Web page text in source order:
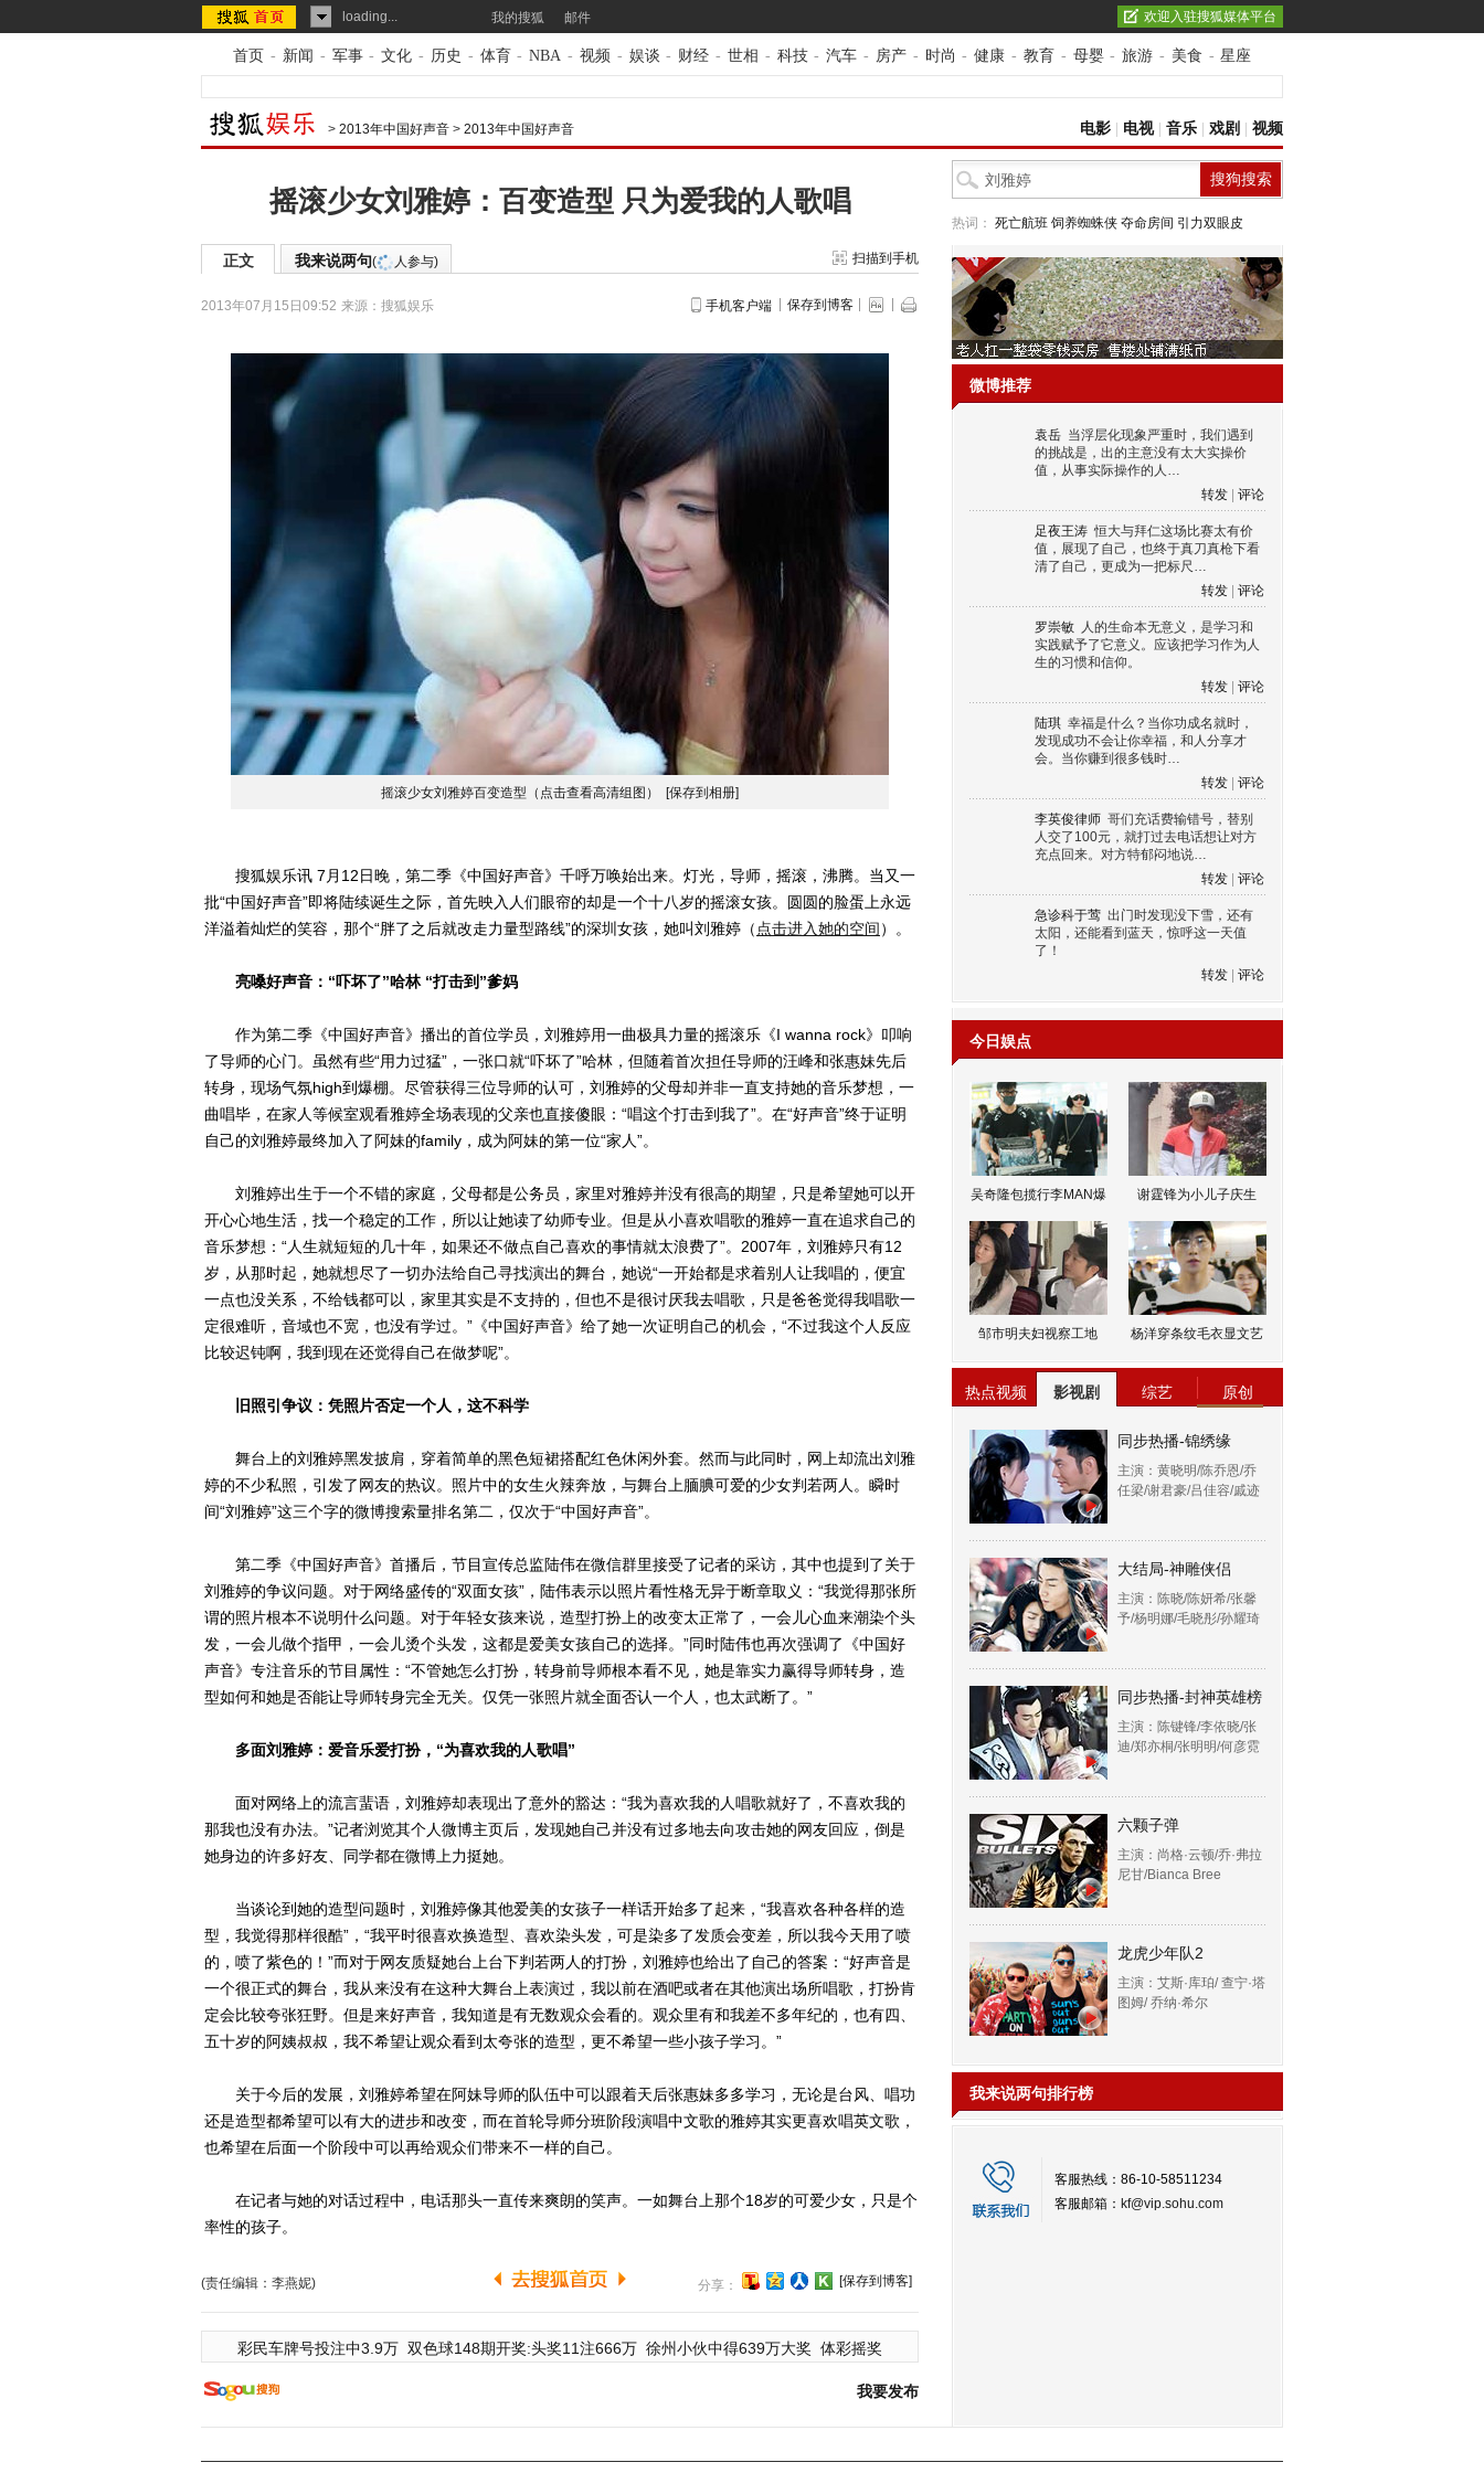
loading... 我的搜狐 邮件 欢迎入驻搜狐媒体平台
首页 - 新闻 - 军事 - 文化 - 历史 - 体育 - NBA - 视频 - 娱谈 - 财经 - 世相 - 科技 - 汽车 - 房产 - 时尚 - 健康 - 教育 - 母婴 - 旅游 - 美食 - 星座
> 2013年中国好声音 > 2013年中国好声音 电影 电视| 音乐 戏剧 视频
摇滚少女刘雅婷：百变造型 只为爱我的人歌唱
正文 我来说两句( 人参与) 扫描到手机
2013年07月15日09:52 来源： 搜狐娱乐 手机客户端 保存到博客
摇滚少女刘雅婷百变造型（点击查看高清组图） [保存到相册]
搜狐娱乐讯 7月12日晚，第二季《中国好声音》千呼万唤始出来。灯光，导师，摇滚，沸腾。当又一
批“中国好声音”即将陆续诞生之际，首先映入人们眼帘的却是一个十八岁的摇滚女孩。圆圆的脸蛋上永远
洋溢着灿烂的笑容，那个“胖了之后就改走力量型路线”的深圳女孩，她叫刘雅婷（ 点击进入她的空间）。
亮嗓好声音：“吓坏了”哈林 “打击到”爹妈
作为第二季《中国好声音》播出的首位学员，刘雅婷用一曲极具力量的摇滚乐《I wanna rock》叩响
了导师的心门。虽然有些“用力过猛”，一张口就“吓坏了”哈林，但随着首次担任导师的汪峰和张惠妹先后
转身，现场气氛high到爆棚。尽管获得三位导师的认可，刘雅婷的父母却并非一直支持她的音乐梦想，一
曲唱毕，在家人等候室观看雅婷全场表现的父亲也直接傻眼：“唱这个打击到我了”。在“好声音”终于证明
自己的刘雅婷最终加入了阿妹的family，成为阿妹的第一位“家人”。
刘雅婷出生于一个不错的家庭，父母都是公务员，家里对雅婷并没有很高的期望，只是希望她可以开
开心心地生活，找一个稳定的工作，所以让她读了幼师专业。但是从小喜欢唱歌的雅婷一直在追求自己的
音乐梦想：“人生就短短的几十年，如果还不做点自己喜欢的事情就太浪费了”。2007年，刘雅婷只有12
岁，从那时起，她就想尽了一切办法给自己寻找演出的舞台，她说“一开始都是求着别人让我唱的，便宜
一点也没关系，不给钱都可以，家里其实是不支持的，但也不是很讨厌我去唱歌，只是爸爸觉得我唱歌一
定很难听，音域也不宽，也没有学过。”《中国好声音》给了她一次证明自己的机会，“不过我这个人反应
比较迟钝啊，我到现在还觉得自己在做梦呢”。
旧照引争议：凭照片否定一个人，这不科学
舞台上的刘雅婷黑发披肩，穿着简单的黑色短裙搭配红色休闲外套。然而与此同时，网上却流出刘雅
婷的不少私照，引发了网友的热议。照片中的女生火辣奔放，与舞台上腼腆可爱的少女判若两人。瞬时
间“刘雅婷”这三个字的微博搜索量排名第二，仅次于“中国好声音”。
第二季《中国好声音》首播后，节目宣传总监陆伟在微信群里接受了记者的采访，其中也提到了关于
刘雅婷的争议问题。对于网络盛传的“双面女孩”，陆伟表示以照片看性格无异于断章取义：“我觉得那张所
谓的照片根本不说明什么问题。对于年轻女孩来说，造型打扮上的改变太正常了，一会儿心血来潮染个头
发，一会儿做个指甲，一会儿烫个头发，这都是爱美女孩自己的选择。”同时陆伟也再次强调了《中国好
声音》专注音乐的节目属性：“不管她怎么打扮，转身前导师根本看不见，她是靠实力赢得导师转身，造
型如何和她是否能让导师转身完全无关。仅凭一张照片就全面否认一个人，也太武断了。”
多面刘雅婷：爱音乐爱打扮，“为喜欢我的人歌唱”
面对网络上的流言蜚语，刘雅婷却表现出了意外的豁达：“我为喜欢我的人唱歌就好了，不喜欢我的
那我也没有办法。”记者浏览其个人微博主页后，发现她自己并没有过多地去向攻击她的网友回应，倒是
她身边的许多好友、同学都在微博上力挺她。
当谈论到她的造型问题时，刘雅婷像其他爱美的女孩子一样话开始多了起来，“我喜欢各种各样的造
型，我觉得那样很酷”，“我平时很喜欢换造型、喜欢染头发，可是染多了发质会变差，所以我今天用了喷
的，喷了紫色的！”而对于网友质疑她台上台下判若两人的打扮，刘雅婷也给出了自己的答案：“好声音是
一个很正式的舞台，我从来没有在这种大舞台上表演过，我以前在酒吧或者在其他演出场所唱歌，打扮肯
定会比较夸张狂野。但是来好声音，我知道是有无数观众会看的。观众里有和我差不多年纪的，也有四、
五十岁的阿姨叔叔，我不希望让观众看到太夸张的造型，更不希望一些小孩子学习。”
关于今后的发展，刘雅婷希望在阿妹导师的队伍中可以跟着天后张惠妹多多学习，无论是台风、唱功
还是造型都希望可以有大的进步和改变，而在首轮导师分班阶段演唱中文歌的雅婷其实更喜欢唱英文歌，
也希望在后面一个阶段中可以再给观众们带来不一样的自己。
在记者与她的对话过程中，电话那头一直传来爽朗的笑声。一如舞台上那个18岁的可爱少女，只是个
率性的孩子。
(责任编辑：李燕妮) 分享： [保存到博客]
彩民车牌号投注中3.9万 双色球148期开奖:头奖11注666万 徐州小伙中得639万大奖 体彩摇奖
我要发布
热词： 死亡航班 饲养蜘蛛侠 夺命房间 引力双眼皮
微博推荐
袁岳 当浮层化现象严重时，我们遇到
的挑战是，出的主意没有太大实操价
值，从事实际操作的人…
转发
评论
足夜王涛 恒大与拜仁这场比赛太有价
值，展现了自己，也终于真刀真枪下看
清了自己，更成为一把标尺…
转发
评论
罗崇敏 人的生命本无意义，是学习和
实践赋予了它意义。应该把学习作为人
生的习惯和信仰。
转发
评论
陆琪 幸福是什么？当你功成名就时，
发现成功不会让你幸福，和人分享才
会。当你赚到很多钱时…
转发
评论
李英俊律师 哥们充话费输错号，替别
人交了100元，就打过去电话想让对方
充点回来。对方特郁闷地说…
转发
评论
急诊科于莺 出门时发现没下雪，还有
太阳，还能看到蓝天，惊呼这一天值
了！
转发
评论
今日娱点
吴奇隆包揽行李MAN爆 谢霆锋为小儿子庆生
邹市明夫妇视察工地 杨洋穿条纹毛衣显文艺
热点视频 影视剧 综艺 原创
同步热播-锦绣缘
主演：黄晓明/陈乔恩/乔
任梁/谢君豪/吕佳容/戚迹
大结局-神雕侠侣
主演：陈晓/陈妍希/张馨
予/杨明娜/毛晓彤/孙耀琦
同步热播-封神英雄榜
主演：陈键锋/李依晓/张
迪/郑亦桐/张明明/何彦霓
六颗子弹
主演：尚格·云顿/乔·弗拉
尼甘/Bianca Bree
龙虎少年队2
主演：艾斯·库珀/ 查宁·塔
图姆/ 乔纳·希尔
我来说两句排行榜
客服热线：86-10-58511234
客服邮箱： kf@vip.sohu.com